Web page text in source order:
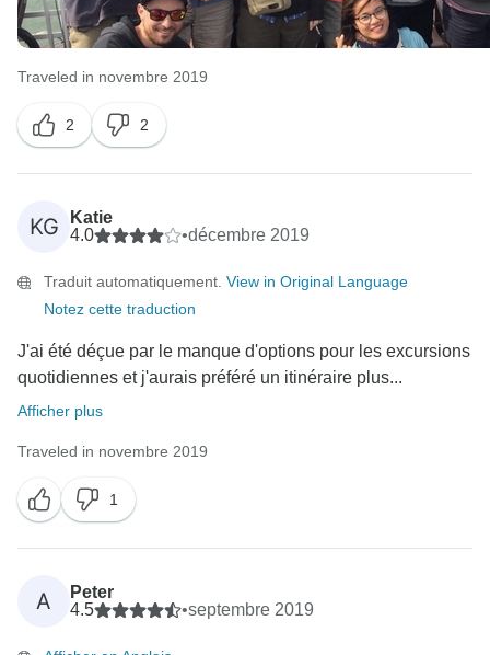
Traveled in novembre 2019
2 2
KG
Katie
4.0
•décembre 2019
Traduit automatiquement. View in Original Language
Notez cette traduction
J'ai été déçue par le manque d'options pour les excursions
quotidiennes et j'aurais préféré un itinéraire plus...
Afficher plus
Traveled in novembre 2019
1
A
Peter
4.5
•septembre 2019